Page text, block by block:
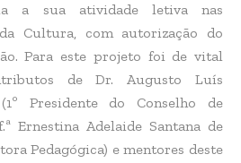
a sua atividade letiva nas
Cultura, com autorização do
Para este projeto foi de vital
de Dr. Augusto Luís
Presidente do Conselho de
Ernestina Adelaide Santana de
Pedagógica) e mentores deste